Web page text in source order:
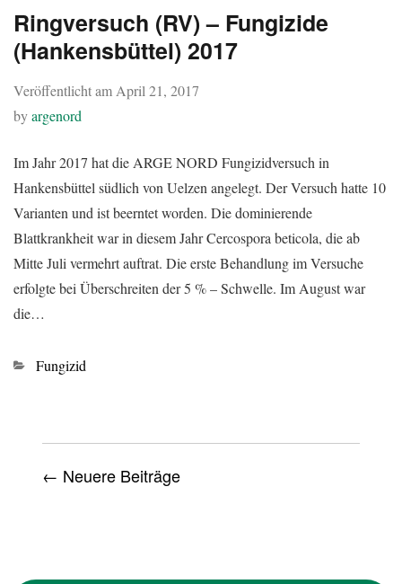
Ringversuch (RV) – Fungizide
(Hankensbüttel) 2017
Veröffentlicht am April 21, 2017
byargenord
Im Jahr 2017 hat die ARGE NORD Fungizidversuch in
Hankensbüttel südlich von Uelzen angelegt. Der Versuch hatte 10
Varianten und ist beerntet worden. Die dominierende
Blattkrankheit war in diesem Jahr Cercospora beticola, die ab
Mitte Juli vermehrt auftrat. Die erste Behandlung im Versuche
erfolgte bei Überschreiten der 5 % – Schwelle. Im August war
die…
Kategorien
Fungizid
← Neuere Beiträge